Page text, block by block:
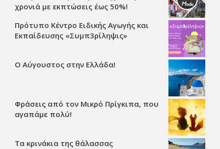
χρονιά με εκπτώσεις έως 50%!
Πρότυπο Κέντρο Ειδικής Αγωγής και
Εκπαίδευσης «Συμπ3ρίληψις»
Ο Αύγουστος στην Ελλάδα!
Φράσεις από τον Μικρό Πρίγκιπα, που
αγαπάμε πολύ!
Τα κρινάκια της θάλασσας